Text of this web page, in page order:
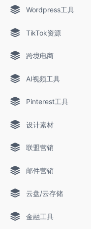
Wordpress工具
TikTok资源
跨境电商
AI视频工具
Pinterest工具
设计素材
联盟营销
邮件营销
云盘/云存储
金融工具